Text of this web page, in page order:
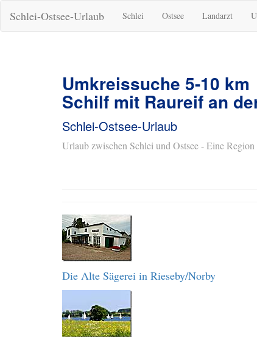
Schlei-Ostsee-Urlaub Schlei Ostsee Landarzt
Umkreissuche 5-10 km
Schilf mit Raureif an
Schlei-Ostsee-Urlaub
Urlaub zwischen Schlei und Ostsee - Eine
Die Alte Sägerei in Rieseby/Norby